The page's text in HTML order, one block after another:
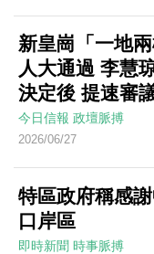
新皇崗「一地
人大通過 李慧
決定後 提速審
今日信報 政壇脈搏
2026/06/27
特區政府稱感
口岸區
即時新聞 時事脈搏